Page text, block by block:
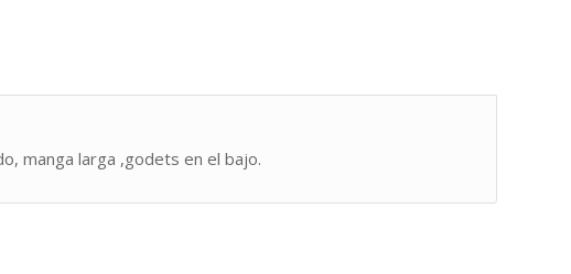
manga larga ,godets en el bajo.